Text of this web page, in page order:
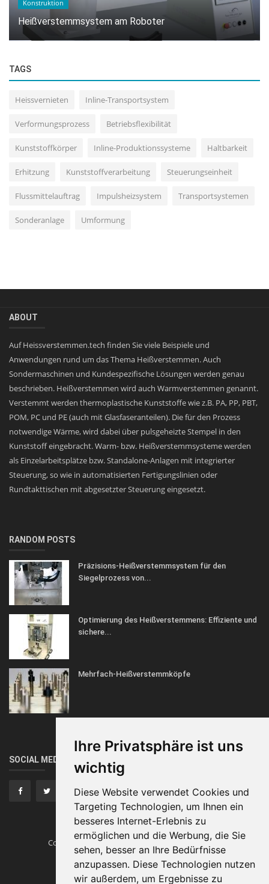
Ihre Privatsphäre ist uns
wichtig
Diese Website verwendet Cookies und
Targeting Technologien, um Ihnen ein
besseres Internet-Erlebnis zu
ermöglichen und die Werbung, die Sie
sehen, besser an Ihre Bedürfnisse
anzupassen. Diese Technologien nutzen
wir außerdem, um Ergebnisse zu
Heißverstemmen von Pins zur Fixierung eines Deckels
aus PA6.
TAGS
Heissvernieten Inline-Transportsystem
Verformungsprozess Betriebsflexibilität
Kunststoffkörper Inline-Produktionssysteme Haltbarkeit
Erhitzung Kunststoffverarbeitung Steuerungseinheit
Flussmittelauftrag Impulsheizsystem Transportsystemen
Sonderanlage Umformung
ABOUT
Auf Heissverstemmen.tech finden Sie viele Beispiele und
Anwendungen rund um das Thema Heißverstemmen. Auch
Sondermaschinen und Kundespezifische Lösungen werden genau
beschrieben. Heißverstemmen wird auch Warmverstemmen genannt.
Verstemmt werden thermoplastische Kunststoffe wie z.B. PA, PP, PBT,
POM, PC und PE (auch mit Glasfaseranteilen). Die für den Prozess
notwendige Wärme, wird dabei über pulsgeheizte Stempel in den
Kunststoff eingebracht. Warm- bzw. Heißverstemmsysteme werden
als Einzelarbeitsplätze bzw. Standalone-Anlagen mit integrierter
Steuerung, so wie in automatisierten Fertigungslinien oder
Rundtakttischen mit abgesetzter Steuerung eingesetzt.
RANDOM POSTS
Präzisions-Heißverstemmsystem für den
Siegelprozess von...
Optimierung des Heißverstemmens: Effiziente und
sichere...
Mehrfach-Heißverstemmköpfe
SOCIAL MEDIA
Copyright © Heissverstemmen.tech Traumautos
Impressum